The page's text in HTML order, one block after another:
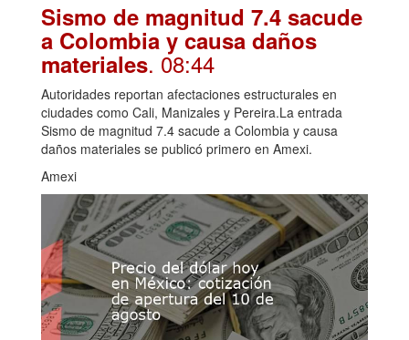
Sismo de magnitud 7.4 sacude
a Colombia y causa daños
materiales. 08:44
Autoridades reportan afectaciones estructurales en
ciudades como Cali, Manizales y Pereira.La entrada
Sismo de magnitud 7.4 sacude a Colombia y causa
daños materiales se publicó primero en Amexi.
Amexi